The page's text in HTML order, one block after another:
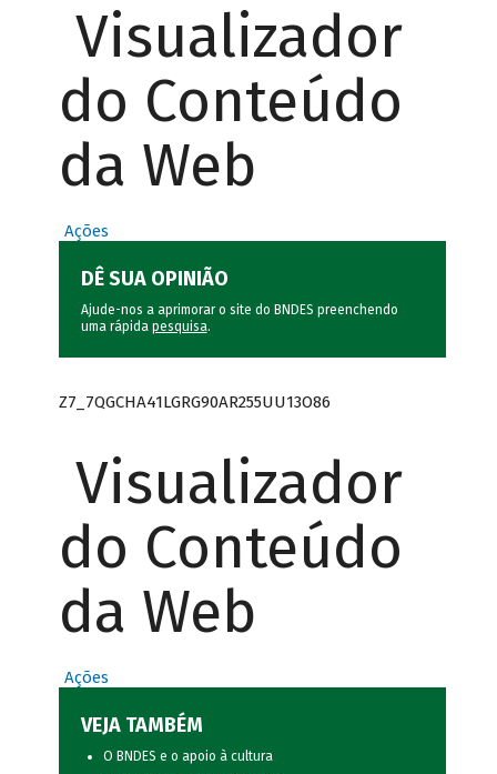
Visualizador
do Conteúdo
da Web
Ações
DÊ SUA OPINIÃO
Ajude-nos a aprimorar o site do BNDES preenchendo
uma rápida pesquisa.
Z7_7QGCHA41LGRG90AR255UU13O86
Visualizador
do Conteúdo
da Web
Ações
VEJA TAMBÉM
O BNDES e o apoio à cultura